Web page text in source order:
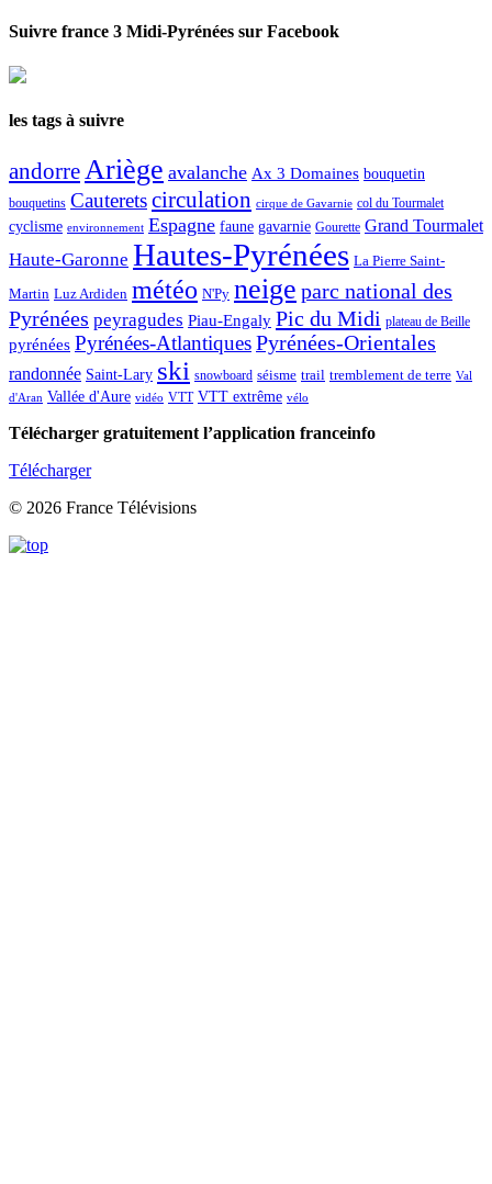
Suivre france 3 Midi-Pyrénées sur Facebook
les tags à suivre
andorreAriège avalanche Ax 3 Domaines bouquetin
bouquetins Cauteretscirculation cirque de Gavarnie col du Tourmalet
cyclisme environnement Espagne faune gavarnie Gourette Grand Tourmalet
Haute-Garonne Hautes-Pyrénées La Pierre Saint-
Martin Luz Ardiden météo N'Py neige parc national des
Pyrénées peyragudes Piau-Engaly Pic du Midi plateau de Beille
pyrénées Pyrénées-AtlantiquesPyrénées-Orientales
randonnée Saint-Lary ski snowboard séisme trail tremblement de terre Val
d'Aran Vallée d'Aure vidéo VTT VTT extrême vélo
Télécharger gratuitement l’application franceinfo
Télécharger
© 2026 France Télévisions